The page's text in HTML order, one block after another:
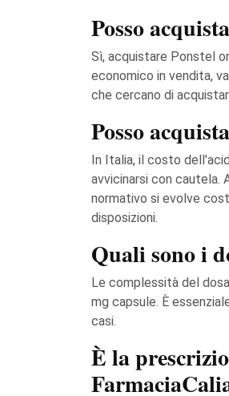
Posso
Sì, acquistare Ponstel
economico in vendita,
che cercano di
Posso
In Italia, il costo
avvicinarsi con cautela.
normativo si evolve
disposizioni.
Quali sono i
Le complessità del
mg capsule. È
casi.
È la